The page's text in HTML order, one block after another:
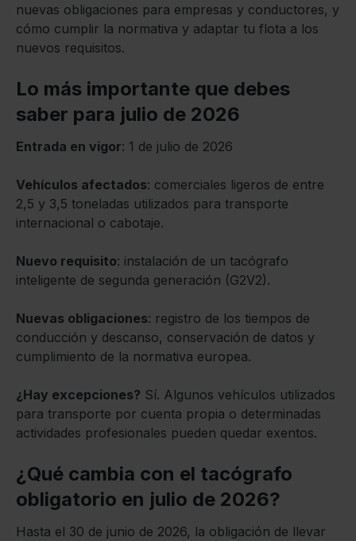
nuevas obligaciones para empresas y conductores, y
cómo cumplir la normativa y adaptar tu flota a los
nuevos requisitos.
Lo más importante que debes
saber para julio de 2026
Entrada en vigor: 1 de julio de 2026
Vehículos afectados: comerciales ligeros de entre
2,5 y 3,5 toneladas utilizados para transporte
internacional o cabotaje.
Nuevo requisito: instalación de un tacógrafo
inteligente de segunda generación (G2V2).
Nuevas obligaciones: registro de los tiempos de
conducción y descanso, conservación de datos y
cumplimiento de la normativa europea.
¿Hay excepciones? Sí. Algunos vehículos utilizados
para transporte por cuenta propia o determinadas
actividades profesionales pueden quedar exentos.
¿Qué cambia con el tacógrafo
obligatorio en julio de 2026?
Hasta el 30 de junio de 2026, la obligación de llevar